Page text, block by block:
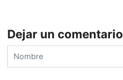
Dejar un comentario